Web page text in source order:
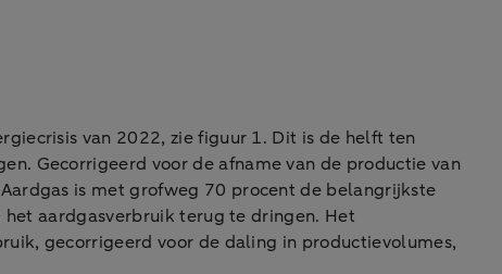
van 2022, zie figuur 1. Dit is de helft ten
Gecorrigeerd voor de afname van de productie van
is met grofweg 70 procent de belangrijkste
aardgasverbruik terug te dringen. Het
gecorrigeerd voor de daling in productievolumes,